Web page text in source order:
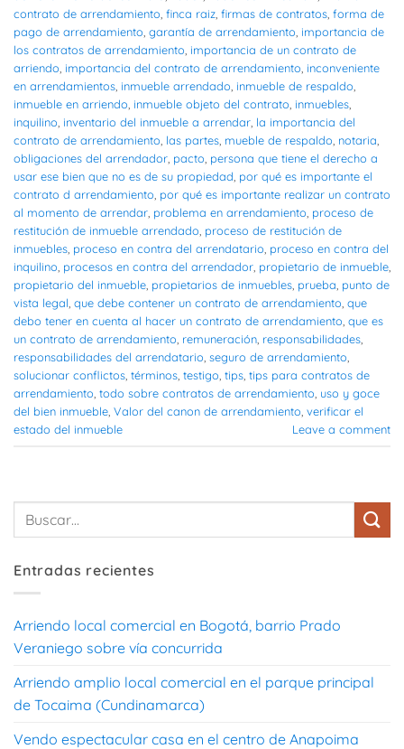
contrato de arrendamiento, finca raiz, firmas de contratos, forma de
pago de arrendamiento, garantía de arrendamiento, importancia de
los contratos de arrendamiento, importancia de un contrato de
arriendo, importancia del contrato de arrendamiento, inconveniente
en arrendamientos, inmueble arrendado, inmueble de respaldo,
inmueble en arriendo, inmueble objeto del contrato, inmuebles,
inquilino, inventario del inmueble a arrendar, la importancia del
contrato de arrendamiento, las partes, mueble de respaldo, notaria,
obligaciones del arrendador, pacto, persona que tiene el derecho a
usar ese bien que no es de su propiedad, por qué es importante el
contrato d arrendamiento, por qué es importante realizar un contrato
al momento de arrendar, problema en arrendamiento, proceso de
restitución de inmueble arrendado, proceso de restitución de
inmuebles, proceso en contra del arrendatario, proceso en contra del
inquilino, procesos en contra del arrendador, propietario de inmueble,
propietario del inmueble, propietarios de inmuebles, prueba, punto de
vista legal, que debe contener un contrato de arrendamiento, que
debo tener en cuenta al hacer un contrato de arrendamiento, que es
un contrato de arrendamiento, remuneración, responsabilidades,
responsabilidades del arrendatario, seguro de arrendamiento,
solucionar conflictos, términos, testigo, tips, tips para contratos de
arrendamiento, todo sobre contratos de arrendamiento, uso y goce
del bien inmueble, Valor del canon de arrendamiento, verificar el
estado del inmueble
Leave a comment
Entradas recientes
Arriendo local comercial en Bogotá, barrio Prado
Veraniego sobre vía concurrida
Arriendo amplio local comercial en el parque principal
de Tocaima (Cundinamarca)
Vendo espectacular casa en el centro de Anapoima